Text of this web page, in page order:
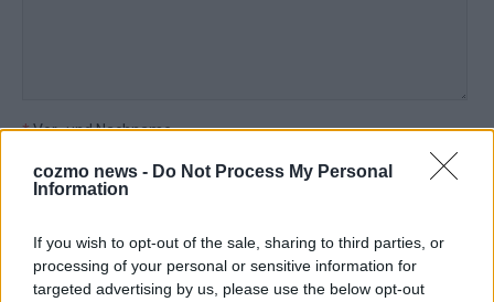
cozmo news - Do Not Process My Personal
Information
If you wish to opt-out of the sale, sharing to third parties, or
processing of your personal or sensitive information for
targeted advertising by us, please use the below opt-out
*Vor- und Nachname
E-Mail
Benachrichtige mich über nachfolgende Kommentare via E-
Mail.